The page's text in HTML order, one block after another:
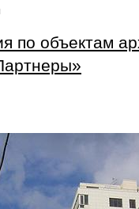
по объектам